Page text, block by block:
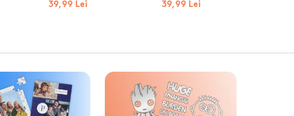
39,99 Lei 39,99 Lei